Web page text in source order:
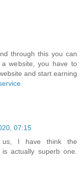
through this you can
website, you have to
and start earning
07:15
us, I have think the
actually superb one.